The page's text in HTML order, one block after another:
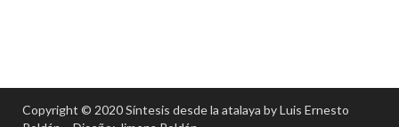
Copyright © 2020 Síntesis desde la atalaya by Luis Ernesto